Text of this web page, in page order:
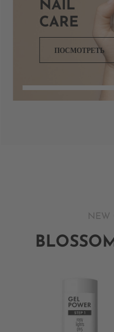
NAIL
CARE
ПОСМОТРЕТЬ
NEW